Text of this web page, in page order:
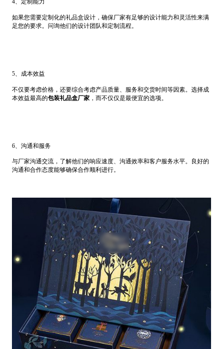
4、定制能力
如果您需要定制化的礼品盒设计，确保厂家有足够的设计能力和灵活性来满
足您的要求。问询他们的设计团队和定制流程。
5、成本效益
不仅要考虑价格，还要综合考虑产品质量、服务和交货时间等因素。选择成
本效益最高的包装礼品盒厂家，而不仅仅是最便宜的选项。
6、沟通和服务
与厂家沟通交流，了解他们的响应速度、沟通效率和客户服务水平。良好的
沟通和合作态度能够确保合作顺利进行。